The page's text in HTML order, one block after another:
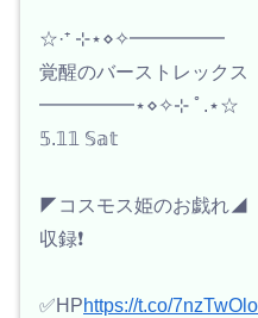
☆·⁺ ⊹⋆⋄✧━━━━━
覚醒のバーストレックス
━━━━━⋆⋄✧⊹ ﾟ.⋆☆
𝟝.𝟙𝟙 𝕊𝕒𝕥
◤コスモス姫のお戯れ◢
収録❗️
✅HPhttps://t.co/